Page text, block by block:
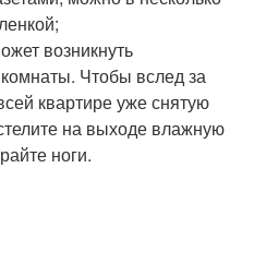
возникнуть
Чтобы вслед за
квартире уже снятую
на выходе влажную
ноги.